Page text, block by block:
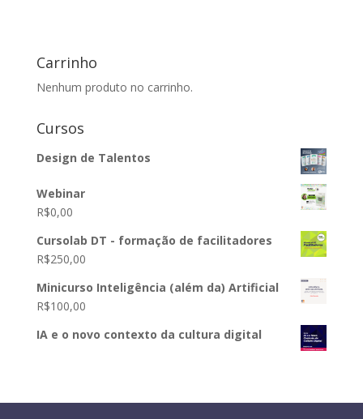
Carrinho
Nenhum produto no carrinho.
Cursos
Design de Talentos
Webinar
R$0,00
Cursolab DT - formação de facilitadores
R$250,00
Minicurso Inteligência (além da) Artificial
R$100,00
IA e o novo contexto da cultura digital